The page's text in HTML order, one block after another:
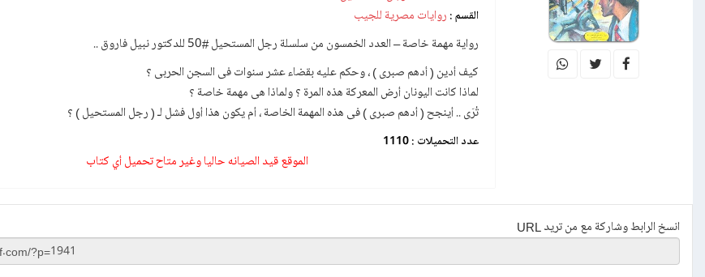
القسم : روايات مصرية للجيب
رواية مهمة خاصة – العدد الخمسون من سلسلة رجل المستحيل #50 للدكتور نبيل فاروق ..
كيف أدين ( أدهم صبرى ) ، وحكم عليه بقضاء عشر سنوات فى السجن الحربى ؟
لماذا كانت اليونان أرض المعركة هذه المرة ؟ ولماذا هى مهمة خاصة ؟
تُرَى .. أينجح ( أدهم صبرى ) فى هذه المهمة الخاصة ، أم يكون هذا أول فشل لـ ( رجل المستحيل ) ؟
عدد التحميلات :1110
الموقع قيد الصيانه حاليا وغير متاح تحميل أي كتاب
انسخ الرابط وشاركة مع من تريد URL